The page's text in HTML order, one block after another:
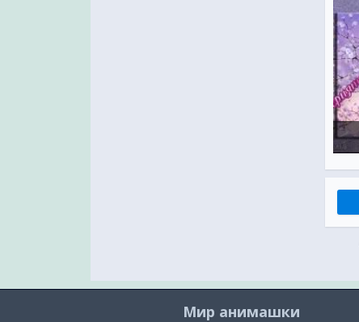
Мир анимашки